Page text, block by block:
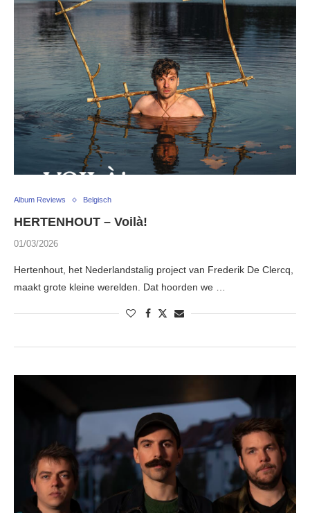
Album Reviews Belgisch
HERTENHOUT – Voilà!
01/03/2026
Hertenhout, het Nederlandstalig project van Frederik De Clercq,
maakt grote kleine werelden. Dat hoorden we …